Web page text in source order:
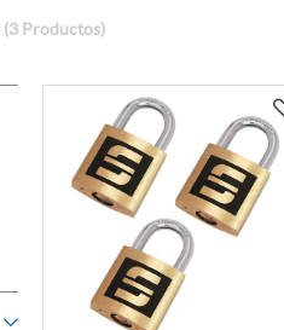
(3 Productos)